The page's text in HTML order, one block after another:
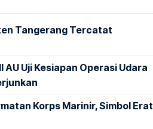
Tangerang Tercatat
Uji Kesiapan Operasi Udara
Korps Marinir, Simbol Erat